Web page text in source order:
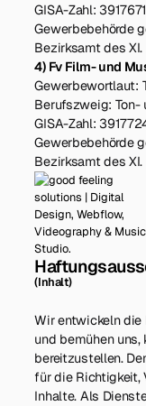
GISA-Zahl:
Gewerbebehörde
Bezirksamt des
4) Fv Film- und
Gewerbewortlaut:
Berufszweig: Ton-
GISA-Zahl:
Gewerbebehörde
Bezirksamt des
(Inhalt)
Wir entwickeln
und bemühen
bereitzustellen.
für die
Inhalte. Als